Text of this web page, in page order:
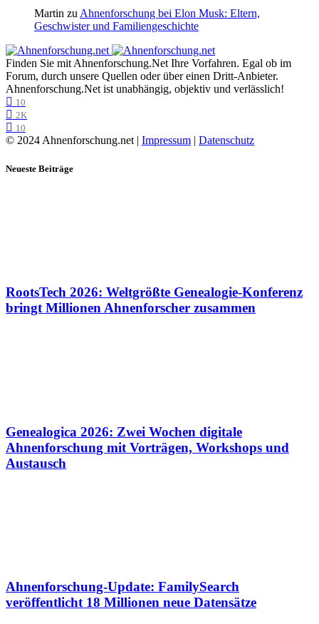
Martin zu Ahnenforschung bei Elon Musk: Eltern,
Geschwister und Familiengeschichte
Finden Sie mit Ahnenforschung.Net Ihre Vorfahren. Egal ob im
Forum, durch unsere Quellen oder über einen Dritt-Anbieter.
Ahnenforschung.Net ist unabhängig, objektiv und verlässlich!
10
2K
10
© 2024 Ahnenforschung.net | Impressum | Datenschutz
Neueste Beiträge
RootsTech 2026: Weltgrößte Genealogie-Konferenz
bringt Millionen Ahnenforscher zusammen
Genealogica 2026: Zwei Wochen digitale
Ahnenforschung mit Vorträgen, Workshops und
Austausch
Ahnenforschung-Update: FamilySearch
veröffentlicht 18 Millionen neue Datensätze